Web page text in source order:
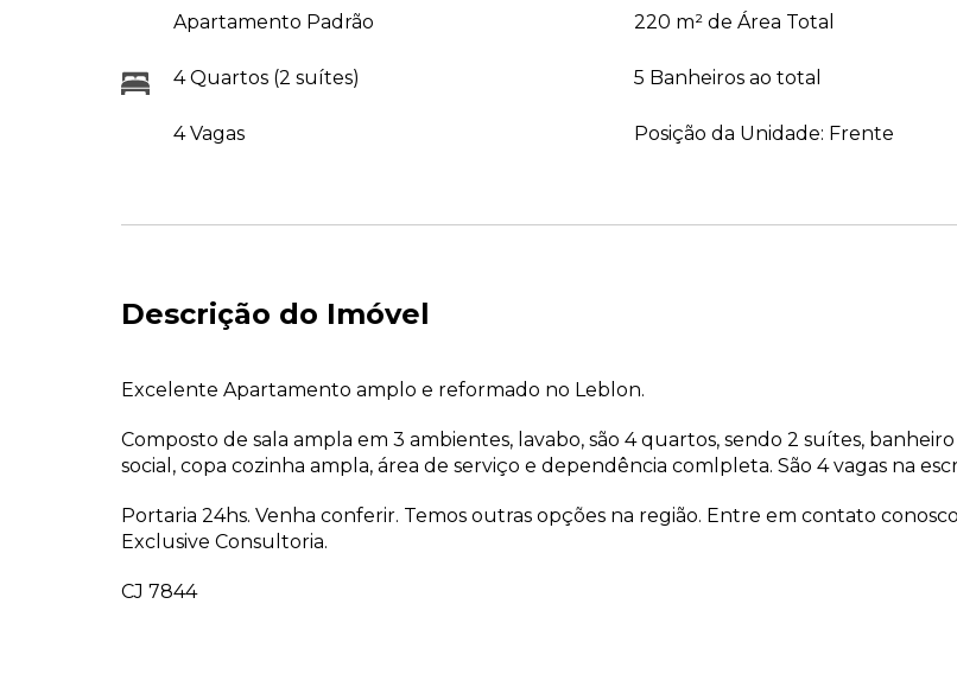
Apartamento Padrão 220 m² de Área Total
4 Quartos (2 suítes) 5 Banheiros ao total
4 Vagas Posição da Unidade: Frente
Descrição do Imóvel
Excelente Apartamento amplo e reformado no Leblon.
Composto de sala ampla em 3 ambientes, lavabo, são 4 quartos, sendo 2 suítes, banheiro
social, copa cozinha ampla, área de serviço e dependência comlpleta. São 4 vagas na
Portaria 24hs. Venha conferir. Temos outras opções na região. Entre em contato
Exclusive Consultoria.
CJ 7844